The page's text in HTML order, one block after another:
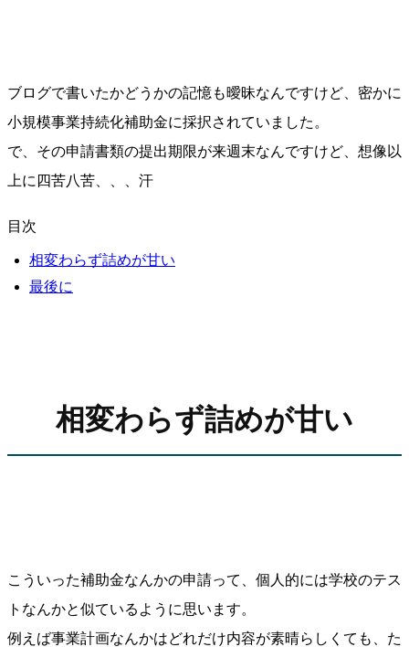
ブログで書いたかどうかの記憶も曖昧なんですけど、密かに
小規模事業持続化補助金に採択されていました。
で、その申請書類の提出期限が来週末なんですけど、想像以
上に四苦八苦、、、汗
目次
相変わらず詰めが甘い
最後に
相変わらず詰めが甘い
こういった補助金なんかの申請って、個人的には学校のテス
トなんかと似ているように思います。
例えば事業計画なんかはどれだけ内容が素晴らしくても、た